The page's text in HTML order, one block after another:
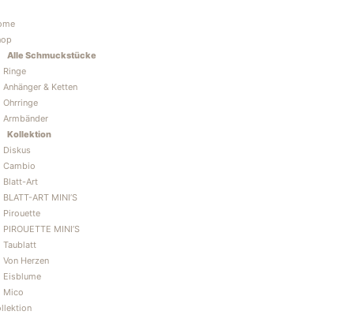
Inhalt
springen
Alle Schmuckstücke
Ringe
Anhänger & Ketten
Ohrringe
Armbänder
Kollektion
Diskus
Cambio
Blatt-Art
BLATT-ART MINI’S
Pirouette
PIROUETTE MINI’S
Taublatt
Von Herzen
Eisblume
Mico